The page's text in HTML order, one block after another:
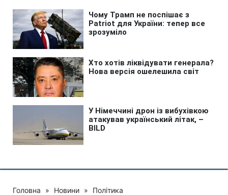
Головна » Новини » Політика